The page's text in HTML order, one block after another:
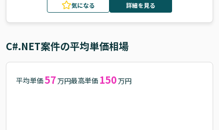
気になる 詳細を見る
C#.NET案件の平均単価相場
平均単価57 万円最高単価 150 万円